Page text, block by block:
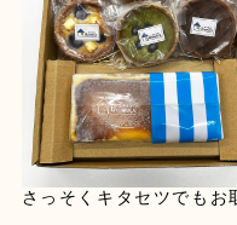
さっそくキタセツでもお